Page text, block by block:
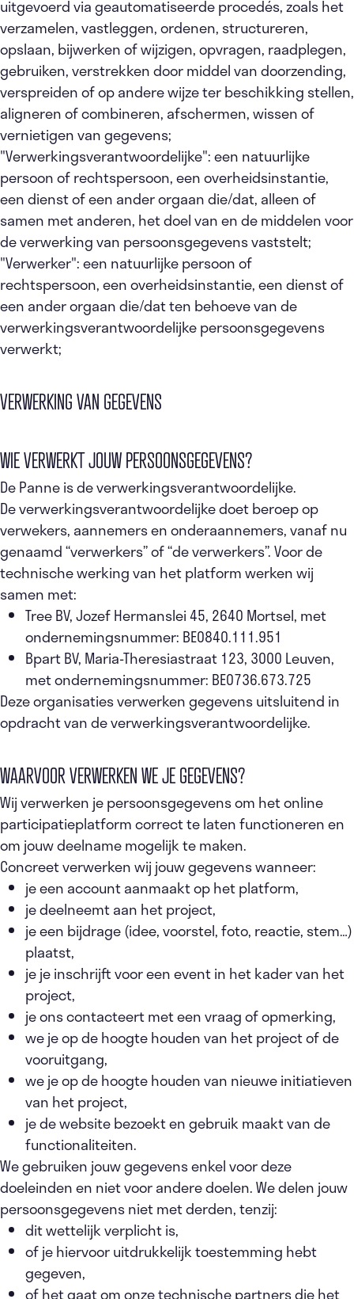
uitgevoerd via geautomatiseerde procedés, zoals het
verzamelen, vastleggen, ordenen, structureren,
opslaan, bijwerken of wijzigen, opvragen, raadplegen,
gebruiken, verstrekken door middel van doorzending,
verspreiden of op andere wijze ter beschikking stellen,
aligneren of combineren, afschermen, wissen of
vernietigen van gegevens;
"Verwerkingsverantwoordelijke": een natuurlijke
persoon of rechtspersoon, een overheidsinstantie,
een dienst of een ander orgaan die/dat, alleen of
samen met anderen, het doel van en de middelen voor
de verwerking van persoonsgegevens vaststelt;
"Verwerker": een natuurlijke persoon of
rechtspersoon, een overheidsinstantie, een dienst of
een ander orgaan die/dat ten behoeve van de
verwerkingsverantwoordelijke persoonsgegevens
verwerkt;
VERWERKING VAN GEGEVENS
WIE VERWERKT JOUW PERSOONSGEGEVENS?
De Panne is de verwerkingsverantwoordelijke.
De verwerkingsverantwoordelijke doet beroep op
verwekers, aannemers en onderaannemers, vanaf nu
genaamd “verwerkers” of “de verwerkers”. Voor de
technische werking van het platform werken wij
samen met:
Tree BV, Jozef Hermanslei 45, 2640 Mortsel, met
ondernemingsnummer: BE0840.111.951
Bpart BV, Maria-Theresiastraat 123, 3000 Leuven,
met ondernemingsnummer: BE0736.673.725
Deze organisaties verwerken gegevens uitsluitend in
opdracht van de verwerkingsverantwoordelijke.
WAARVOOR VERWERKEN WE JE GEGEVENS?
Wij verwerken je persoonsgegevens om het online
participatieplatform correct te laten functioneren en
om jouw deelname mogelijk te maken.
Concreet verwerken wij jouw gegevens wanneer:
je een account aanmaakt op het platform,
je deelneemt aan het project,
je een bijdrage (idee, voorstel, foto, reactie, stem…)
plaatst,
je je inschrijft voor een event in het kader van het
project,
je ons contacteert met een vraag of opmerking,
we je op de hoogte houden van het project of de
vooruitgang,
we je op de hoogte houden van nieuwe initiatieven
van het project,
je de website bezoekt en gebruik maakt van de
functionaliteiten.
We gebruiken jouw gegevens enkel voor deze
doeleinden en niet voor andere doelen. We delen jouw
persoonsgegevens niet met derden, tenzij:
dit wettelijk verplicht is,
of je hiervoor uitdrukkelijk toestemming hebt
gegeven,
of het gaat om onze technische partners die het